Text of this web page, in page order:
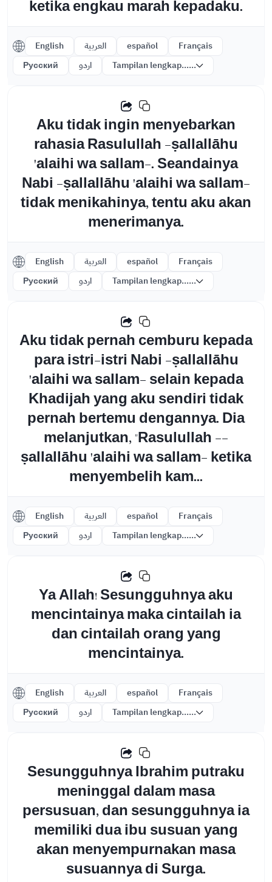
ketika engkau marah kepadaku.
English العربية español
Français
Русский
اردو Tampilan lengkap......
Aku tidak ingin menyebarkan
rahasia Rasulullah -ṣallallāhu
'alaihi wa sallam-. Seandainya
Nabi -ṣallallāhu 'alaihi wa sallam-
tidak menikahinya, tentu aku akan
menerimanya.
English العربية español
Français
Русский
اردو Tampilan lengkap......
Aku tidak pernah cemburu kepada
para istri-istri Nabi -ṣallallāhu
'alaihi wa sallam- selain kepada
Khadijah yang aku sendiri tidak
pernah bertemu dengannya. Dia
melanjutkan, "Rasulullah --
ṣallallāhu 'alaihi wa sallam- ketika
menyembelih kam...
English العربية español
Français
Русский
اردو Tampilan lengkap......
Ya Allah! Sesungguhnya aku
mencintainya maka cintailah ia
dan cintailah orang yang
mencintainya.
English العربية español
Français
Русский
اردو Tampilan lengkap......
Sesungguhnya Ibrahim putraku
meninggal dalam masa
persusuan, dan sesungguhnya ia
memiliki dua ibu susuan yang
akan menyempurnakan masa
susuannya di Surga.